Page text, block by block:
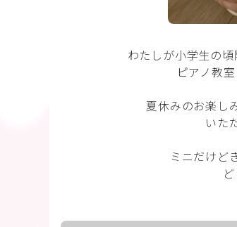
わたしが小学生の
ピアノ教
夏休みのお楽し
いた
ミニだけど